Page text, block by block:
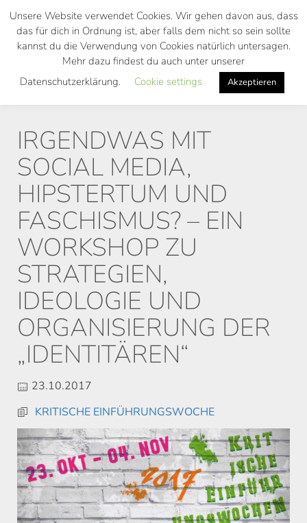
Skip
main
IRGENDWAS MIT
SOCIAL MEDIA,
HIPSTERTUM UND
FASCHISMUS? – EIN
WORKSHOP ZU
STRATEGIEN,
IDEOLOGIE UND
ORGANISIERUNG DER
„IDENTITÄREN“
23.10.2017
KRITISCHE EINFÜHRUNGSWOCHE
Unsere Website verwendet Cookies. Wir gehen davon aus, dass
das für dich in Ordnung ist, aber falls dem nicht so sein sollte
kannst du die Verwendung von Cookies natürlich untersagen.
Mehr dazu findest du auch unter unserer
Datenschutzerklärung.
Cookie settings Akzeptieren